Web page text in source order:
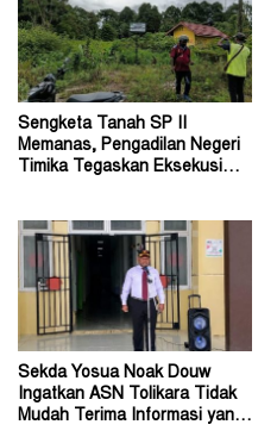
Sengketa Tanah SP II
Memanas, Pengadilan Negeri
Timika Tegaskan Eksekusi
Sekda Yosua Noak Douw
Ingatkan ASN Tolikara Tidak
Mudah Terima Informasi yang